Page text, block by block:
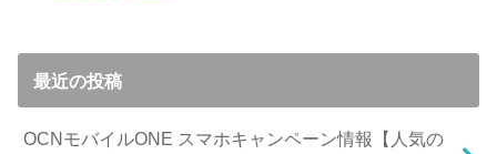
最近の投稿
OCNモバイルONE スマホキャンペーン情報【人気の